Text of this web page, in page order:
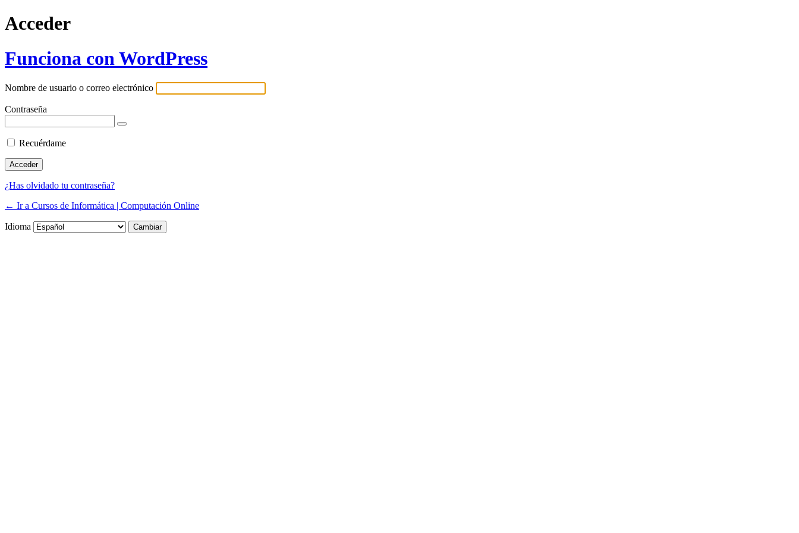
Acceder
Funciona con WordPress
Nombre de usuario o correo electrónico
Contraseña
Recuérdame
¿Has olvidado tu contraseña?
← Ir a Cursos de Informática | Computación Online
Idioma